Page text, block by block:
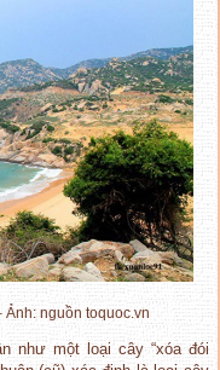
Ảnh: nguồn toquoc.vn
như một loại cây “xóa đói